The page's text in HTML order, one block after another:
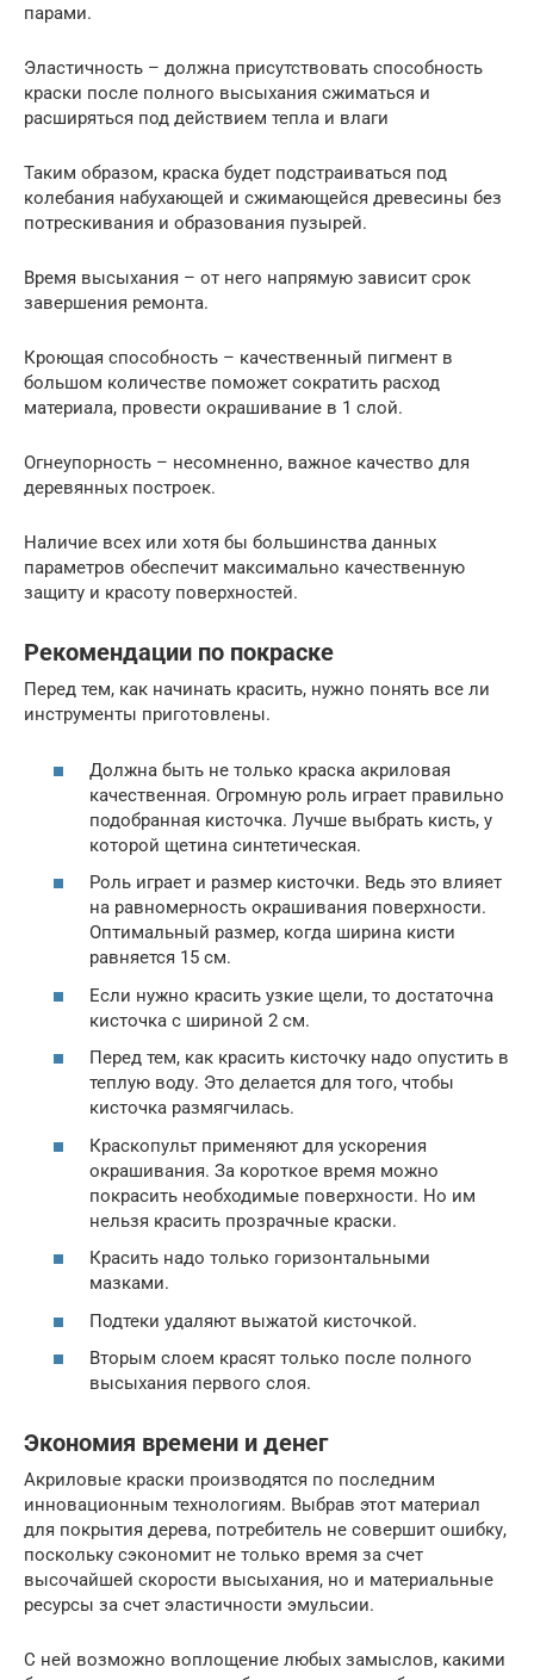
парами.
Эластичность – должна присутствовать способность
краски после полного высыхания сжиматься и
расширяться под действием тепла и влаги
Таким образом, краска будет подстраиваться под
колебания набухающей и сжимающейся древесины без
потрескивания и образования пузырей.
Время высыхания – от него напрямую зависит срок
завершения ремонта.
Кроющая способность – качественный пигмент в
большом количестве поможет сократить расход
материала, провести окрашивание в 1 слой.
Огнеупорность – несомненно, важное качество для
деревянных построек.
Наличие всех или хотя бы большинства данных
параметров обеспечит максимально качественную
защиту и красоту поверхностей.
Рекомендации по покраске
Перед тем, как начинать красить, нужно понять все ли
инструменты приготовлены.
Должна быть не только краска акриловая
качественная. Огромную роль играет правильно
подобранная кисточка. Лучше выбрать кисть, у
которой щетина синтетическая.
Роль играет и размер кисточки. Ведь это влияет
на равномерность окрашивания поверхности.
Оптимальный размер, когда ширина кисти
равняется 15 см.
Если нужно красить узкие щели, то достаточна
кисточка с шириной 2 см.
Перед тем, как красить кисточку надо опустить в
теплую воду. Это делается для того, чтобы
кисточка размягчилась.
Краскопульт применяют для ускорения
окрашивания. За короткое время можно
покрасить необходимые поверхности. Но им
нельзя красить прозрачные краски.
Красить надо только горизонтальными
мазками.
Подтеки удаляют выжатой кисточкой.
Вторым слоем красят только после полного
высыхания первого слоя.
Экономия времени и денег
Акриловые краски производятся по последним
инновационным технологиям. Выбрав этот материал
для покрытия дерева, потребитель не совершит ошибку,
поскольку сэкономит не только время за счет
высочайшей скорости высыхания, но и материальные
ресурсы за счет эластичности эмульсии.
С ней возможно воплощение любых замыслов, какими